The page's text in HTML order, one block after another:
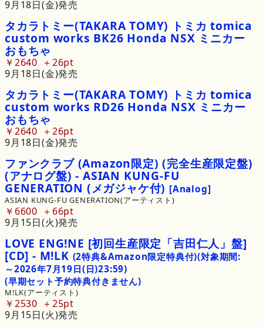
9月18日(金)発売
タカラトミー(TAKARA TOMY) トミカ tomica
custom works BK26 Honda NSX ミニカー
おもちゃ
￥2640
26pt
9月18日(金)発売
タカラトミー(TAKARA TOMY) トミカ tomica
custom works RD26 Honda NSX ミニカー
おもちゃ
￥2640
26pt
9月18日(金)発売
ファンクラブ (Amazon限定) (完全生産限定盤)
(アナログ盤) - ASIAN KUNG-FU
GENERATION (メガジャケ付) [Analog]
ASIAN KUNG-FU GENERATION(アーティスト)
￥6600
66pt
9月15日(火)発売
LOVE ENG!NE [初回生産限定 「吉田仁人」盤]
[CD] - M!LK (2特典&Amazon限定特典付)(対象期間:
～2026年7月19日(日)23:59)
(早期セット予約特典付きません)
M!LK(アーティスト)
￥2530
25pt
9月15日(火)発売